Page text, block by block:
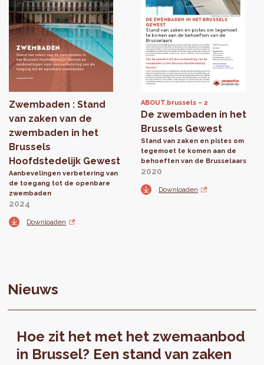
Zwembaden : Stand
van zaken van de
zwembaden in het
Brussels
Hoofdstedelijk Gewest
Aanbevelingen verbetering van
de toegang tot de openbare
zwembaden
2024
Downloaden
ABOUT.brussels 2
De zwembaden in het
Brussels Gewest
Stand van zaken en pistes om
tegemoet te komen aan de
behoeften van de Brusselaars
2020
Downloaden
Nieuws
Hoe zit het met het zwemaanbod
in Brussel? Een stand van zaken